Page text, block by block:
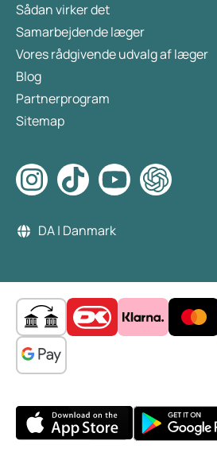
Sådan virker det
Samarbejdende læger
Vores rådgivende udvalg af læger
Blog
Partnerprogram
Sitemap
DA | Danmark